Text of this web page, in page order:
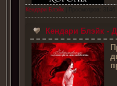
Кендари Блэйк| Просмотров: 3146
Кендари Блэйк -
П